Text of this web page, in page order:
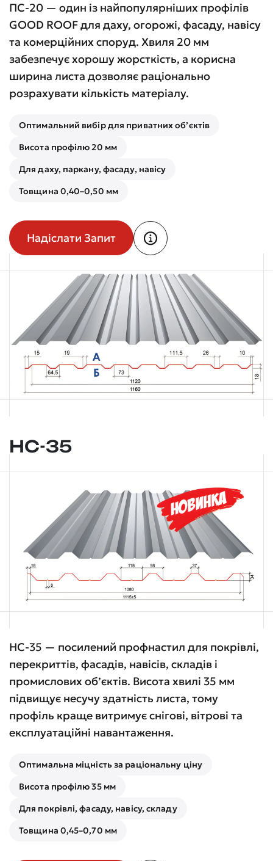
ПС-20 — один із найпопулярніших профілів
GOOD ROOF для даху, огорожі, фасаду, навісу
та комерційних споруд. Хвиля 20 мм
забезпечує хорошу жорсткість, а корисна
ширина листа дозволяє раціонально
розрахувати кількість матеріалу.
Оптимальний вибір для приватних об’єктів
Висота профілю 20 мм
Для даху, паркану, фасаду, навісу
Товщина 0,40–0,50 мм
Надіслати Запит
НС-35
НС-35 — посилений профнастил для покрівлі,
перекриттів, фасадів, навісів, складів і
промислових об’єктів. Висота хвилі 35 мм
підвищує несучу здатність листа, тому
профіль краще витримує снігові, вітрові та
експлуатаційні навантаження.
Оптимальна міцність за раціональну ціну
Висота профілю 35 мм
Для покрівлі, фасаду, навісу, складу
Товщина 0,45–0,70 мм